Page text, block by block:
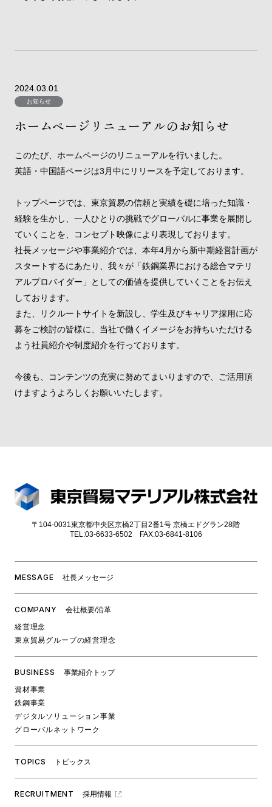
2024.03.01
お知らせ
ホームページリニューアルのお知らせ
このたび、ホームページのリニューアルを行いました。
英語・中国語ページは3月中にリリースを予定しております。
トップページでは、東京貿易の信頼と実績を礎に培った知識・
経験を生かし、一人ひとりの挑戦でグローバルに事業を展開し
ていくことを、コンセプト映像により表現しております。
社長メッセージや事業紹介では、本年4月から新中期経営計画が
スタートするにあたり、我々が「鉄鋼業界における総合マテリ
アルプロバイダー」としての価値を提供していくことをお伝え
しております。
また、リクルートサイトを新設し、学生及びキャリア採用に応
募をご検討の皆様に、当社で働くイメージをお持ちいただける
よう社員紹介や制度紹介を行っております。
今後も、コンテンツの充実に努めてまいりますので、ご活用頂
けますようよろしくお願いいたします。
〒104-0031東京都中央区京橋2丁目2番1号 京橋エドグラン28階
TEL:03-6633-6502 FAX:03-6841-8106
MESSAGE 社⻑メッセージ
COMPANY
会社概要/沿革
経営理念
東京貿易グループの経営理念
BUSINESS
事業紹介トップ
資材事業
鉄鋼事業
デジタルソリューション事業
グローバルネットワーク
TOPICS トピックス
RECRUITMENT 採用情報